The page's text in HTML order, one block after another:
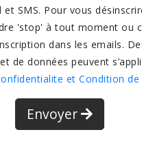
et SMS. Pour vous
'stop' à tout moment ou
dans les emails.
de données peuvent
et Condition de
Envoyer